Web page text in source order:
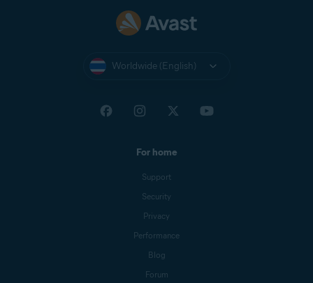
Worldwide (English)
For home
Support
Security
Privacy
Performance
Blog
Forum